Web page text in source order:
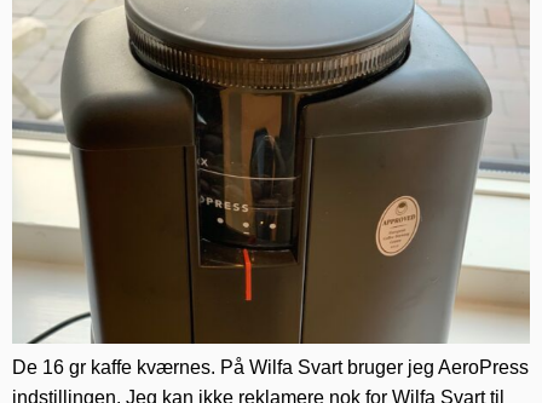
De 16 gr kaffe kværnes. På Wilfa Svart bruger jeg AeroPress
indstillingen. Jeg kan ikke reklamere nok for Wilfa Svart til